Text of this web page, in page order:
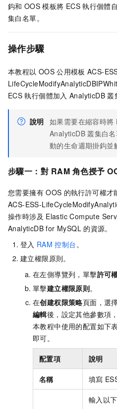
鈎和 OOS 模板將 ECS 執行個體
集白名單。
操作步驟
本教程以 OOS 公用模板 ACS-
ECS 執行個體加入 AnalyticDB 叢
說明 如果需要在縮容時將
AnalyticDB 叢集白
動的生命週期掛鈎並
步驟一：對 RAM 角色授予
您需要擁有 OOS 的執行許可權才
ACS-ESS-
操作時涉及 Elastic Compute
AnalyticDB for MySQL 的資源。
登入 RAM 控制台。
建立權限原則。
在左側導覽列，單擊許可
單擊建立權限原則。
在创建权限策略頁面，選
編輯後，設定其他參數項
本教程中使用的配置如下
即可。
配置項 說明
名稱 填寫
輸入以